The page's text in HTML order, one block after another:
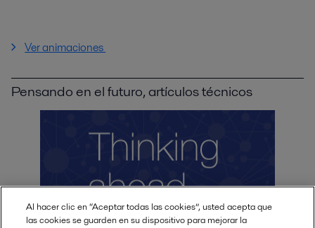
Ver animaciones
Pensando en el futuro, artículos técnicos
Al hacer clic en “Aceptar todas las cookies”, usted acepta que
las cookies se guarden en su dispositivo para mejorar la